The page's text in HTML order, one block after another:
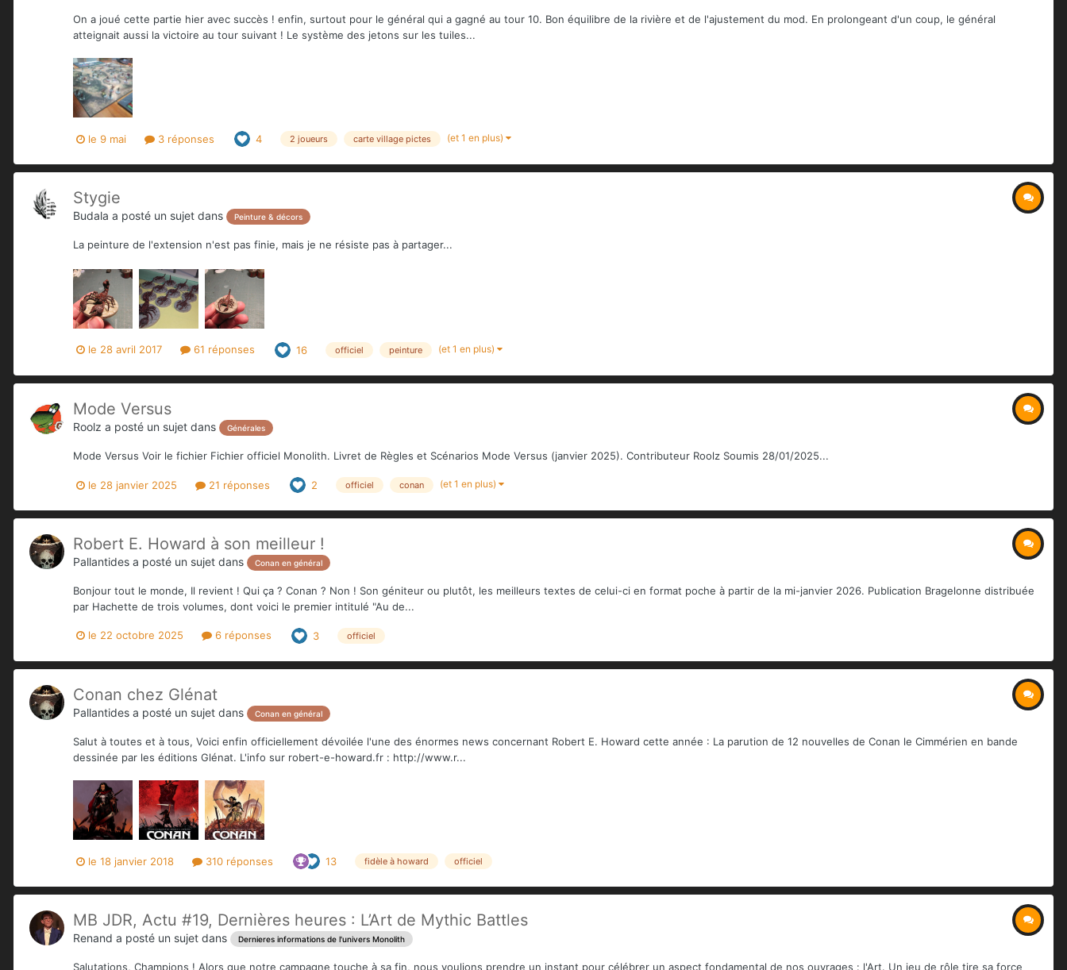
On a joué cette partie hier avec succès ! enfin, surtout pour le général qui a gagné au tour 10. Bon équilibre de la rivière et de l'ajustement du mod. En prolongeant d'un coup, le général
atteignait aussi la victoire au tour suivant ! Le système des jetons sur les tuiles...
le 9 mai 3 réponses 4 2 joueurs carte village pictes (et 1 en plus)
Stygie
Budala a posté un sujet dans Peinture & décors
La peinture de l'extension n'est pas finie, mais je ne résiste pas à partager...
le 28 avril 2017 61 réponses 16 officiel peinture (et 1 en plus)
Mode Versus
Roolz a posté un sujet dans Générales
Mode Versus Voir le fichier Fichier officiel Monolith. Livret de Règles et Scénarios Mode Versus (janvier 2025). Contributeur Roolz Soumis 28/01/2025...
le 28 janvier 2025 21 réponses 2 officiel conan (et 1 en plus)
Robert E. Howard à son meilleur !
Pallantides a posté un sujet dans Conan en général
Bonjour tout le monde, Il revient ! Qui ça ? Conan ? Non ! Son géniteur ou plutôt, les meilleurs textes de celui-ci en format poche à partir de la mi-janvier 2026. Publication Bragelonne distribuée
par Hachette de trois volumes, dont voici le premier intitulé "Au de...
le 22 octobre 2025 6 réponses 3 officiel
Conan chez Glénat
Pallantides a posté un sujet dans Conan en général
Salut à toutes et à tous, Voici enfin officiellement dévoilée l'une des énormes news concernant Robert E. Howard cette année : La parution de 12 nouvelles de Conan le Cimmérien en bande
dessinée par les éditions Glénat. L'info sur robert-e-howard.fr : http://www.r...
le 18 janvier 2018 310 réponses 13 fidèle à howard officiel
MB JDR, Actu #19, Dernières heures : L’Art de Mythic Battles
Renand a posté un sujet dans Dernieres informations de l'univers Monolith
Salutations, Champions ! Alors que notre campagne touche à sa fin, nous voulions prendre un instant pour célébrer un aspect fondamental de nos ouvrages : l'Art. Un jeu de rôle tire sa force